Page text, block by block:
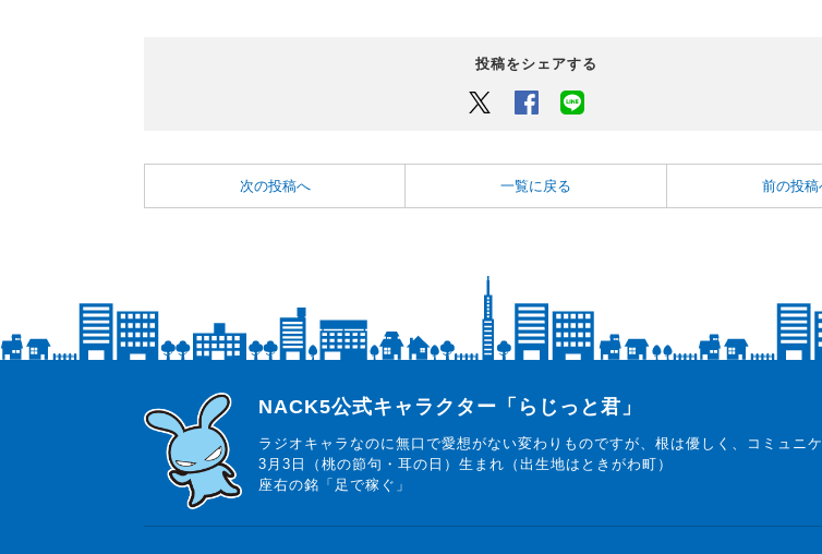
投稿をシェアする
Twitter Facebook
次の投稿へ 一覧に戻る 前の投稿
らじっと君
NACK5公式キャラクター「らじっと君」
ラジオキャラなのに無口で愛想がない変わりものですが、根は優しく、コミュニ
3月3日（桃の節句・耳の日）生まれ（出生地はときがわ町）
座右の銘「足で稼ぐ」